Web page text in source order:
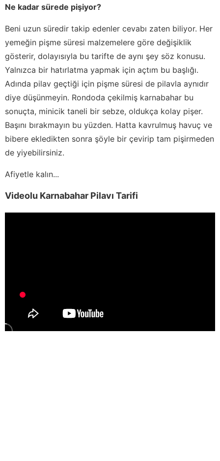
Ne kadar sürede pişiyor?
Beni uzun süredir takip edenler cevabı zaten biliyor. Her
yemeğin pişme süresi malzemelere göre değişiklik
gösterir, dolayısıyla bu tarifte de aynı şey söz konusu.
Yalnızca bir hatırlatma yapmak için açtım bu başlığı.
Adında pilav geçtiği için pişme süresi de pilavla aynıdır
diye düşünmeyin. Rondoda çekilmiş karnabahar bu
sonuçta, minicik taneli bir sebze, oldukça kolay pişer.
Başını bırakmayın bu yüzden. Hatta kavrulmuş havuç ve
bibere ekledikten sonra şöyle bir çevirip tam pişirmeden
de yiyebilirsiniz.
Afiyetle kalın...
Videolu Karnabahar Pilavı Tarifi